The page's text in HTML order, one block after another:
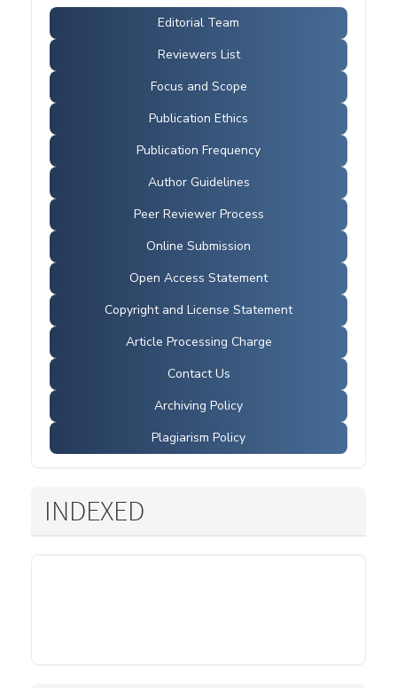
Editorial Team
Reviewers List
Focus and Scope
Publication Ethics
Publication Frequency
Author Guidelines
Peer Reviewer Process
Online Submission
Open Access Statement
Copyright and License Statement
Article Processing Charge
Contact Us
Archiving Policy
Plagiarism Policy
INDEXED